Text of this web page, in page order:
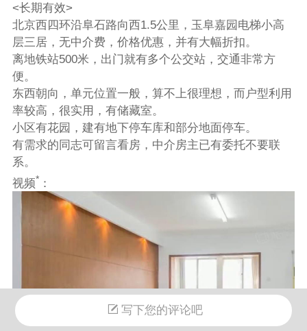
<长期有效>
北京西四环沿阜石路向西1.5公里，玉阜嘉园电梯小高
层三居，无中介费，价格优惠，并有大幅折扣。
离地铁站500米，出门就有多个公交站，交通非常方
便。
东西朝向，单元位置一般，算不上很理想，而户型利用
率较高，很实用，有储藏室。
小区有花园，建有地下停车库和部分地面停车。
有需求的同志可留言看房，中介房主已有委托不要联
系。
视频* ：
写下您的评论吧